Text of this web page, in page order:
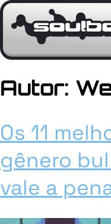
Autor:
Os 11
gênero
vale a